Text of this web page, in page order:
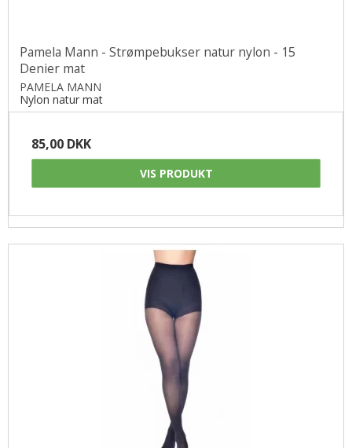
Pamela Mann - Strømpebukser natur nylon - 15
Denier mat
PAMELA MANN
Nylon natur mat
85,00 DKK
VIS PRODUKT